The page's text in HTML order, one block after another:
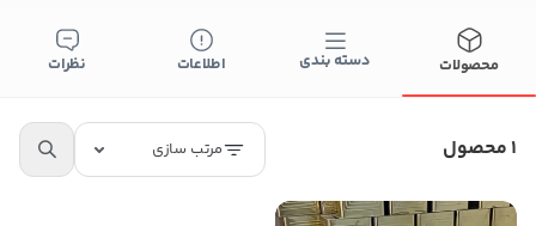
محصولات دسته بندی اطلاعات نظرات
1 محصول مرتب سازی
تولید و پخش عمده محصولات کشاورزی و دامپروری